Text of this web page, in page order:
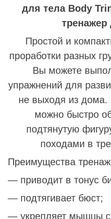
для тела Body
Простой и
проработки разных
Вы можете
упражнений для
не выходя из
можно быстро
подтянутую
походами в
Преимущества
― приводит в тонус
― подтягивает бюст;
― укрепляет мышцы